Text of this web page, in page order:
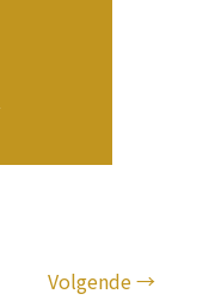
Volgende→